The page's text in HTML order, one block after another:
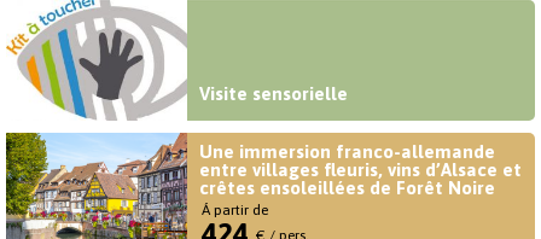
16 Idées de séjours
Visite sensorielle
Une immersion franco-allemande
entre villages fleuris, vins d’Alsace et
crêtes ensoleillées de Forêt Noire
Á partir de
€ / pers.